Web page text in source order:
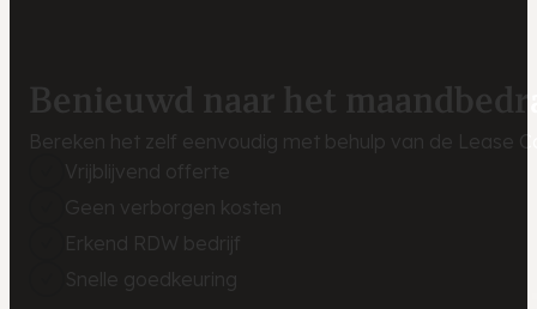
Benieuwd naar het
Bereken het zelf eenvoudig met behulp van de Lease
Vrijblijvend offerte
Geen verborgen kosten
Erkend RDW bedrijf
Snelle goedkeuring